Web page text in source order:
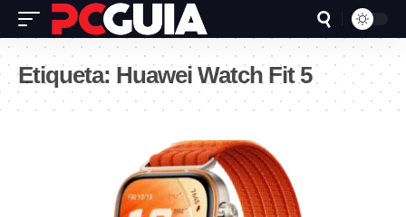
Etiqueta: Huawei Watch Fit 5